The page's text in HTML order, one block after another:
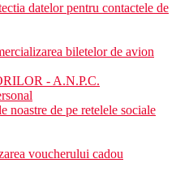
datelor pentru contactele de
biletelor de avion
- A.N.P.C.
noastre de pe retelele sociale
voucherului cadou